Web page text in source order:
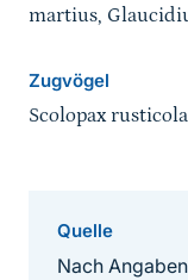
martius,
Zugvögel
Scolopax rusticola
Quelle
Nach